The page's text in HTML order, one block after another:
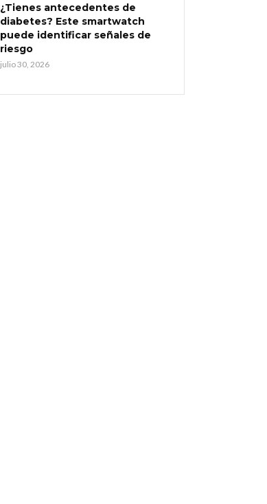
¿Tienes antecedentes de
diabetes? Este smartwatch
puede identificar señales de
riesgo
julio 30, 2026